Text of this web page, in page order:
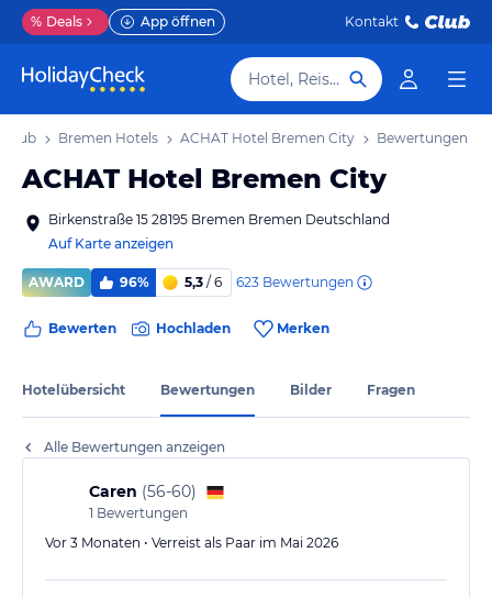
% Deals App öffnen Kontakt
Hotel, Reiseziel
Bremen Hotels ACHAT Hotel Bremen City Bewertungen
ACHAT Hotel Bremen City
Birkenstraße 15 28195 Bremen Bremen Deutschland
Auf Karte anzeigen
AWARD 96% 5,3 / 6 623 Bewertungen
Bewerten Hochladen Merken
Hotelübersicht Bewertungen Bilder Fragen
Alle Bewertungen anzeigen
Caren (56-60)
1 Bewertungen
Vor 3 Monaten • Verreist als Paar im Mai 2026